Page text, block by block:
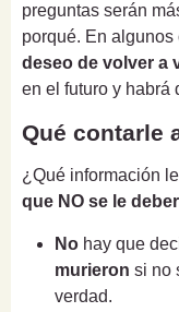
preguntas serán
porqué. En
deseo de volver a
en el futuro y habrá
Qué contarle
¿Qué información
que NO se le
No hay que
murieron si no
verdad.